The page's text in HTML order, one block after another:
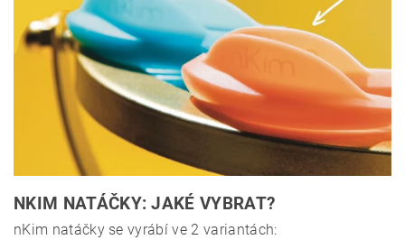
NKIM NATÁČKY: JAKÉ VYBRAT?
nKim natáčky se vyrábí ve 2 variantách: